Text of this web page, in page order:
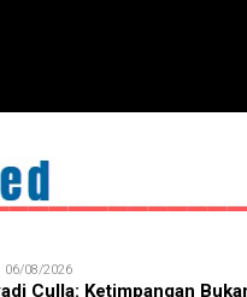
06/08/2026
Culla: Ketimpangan